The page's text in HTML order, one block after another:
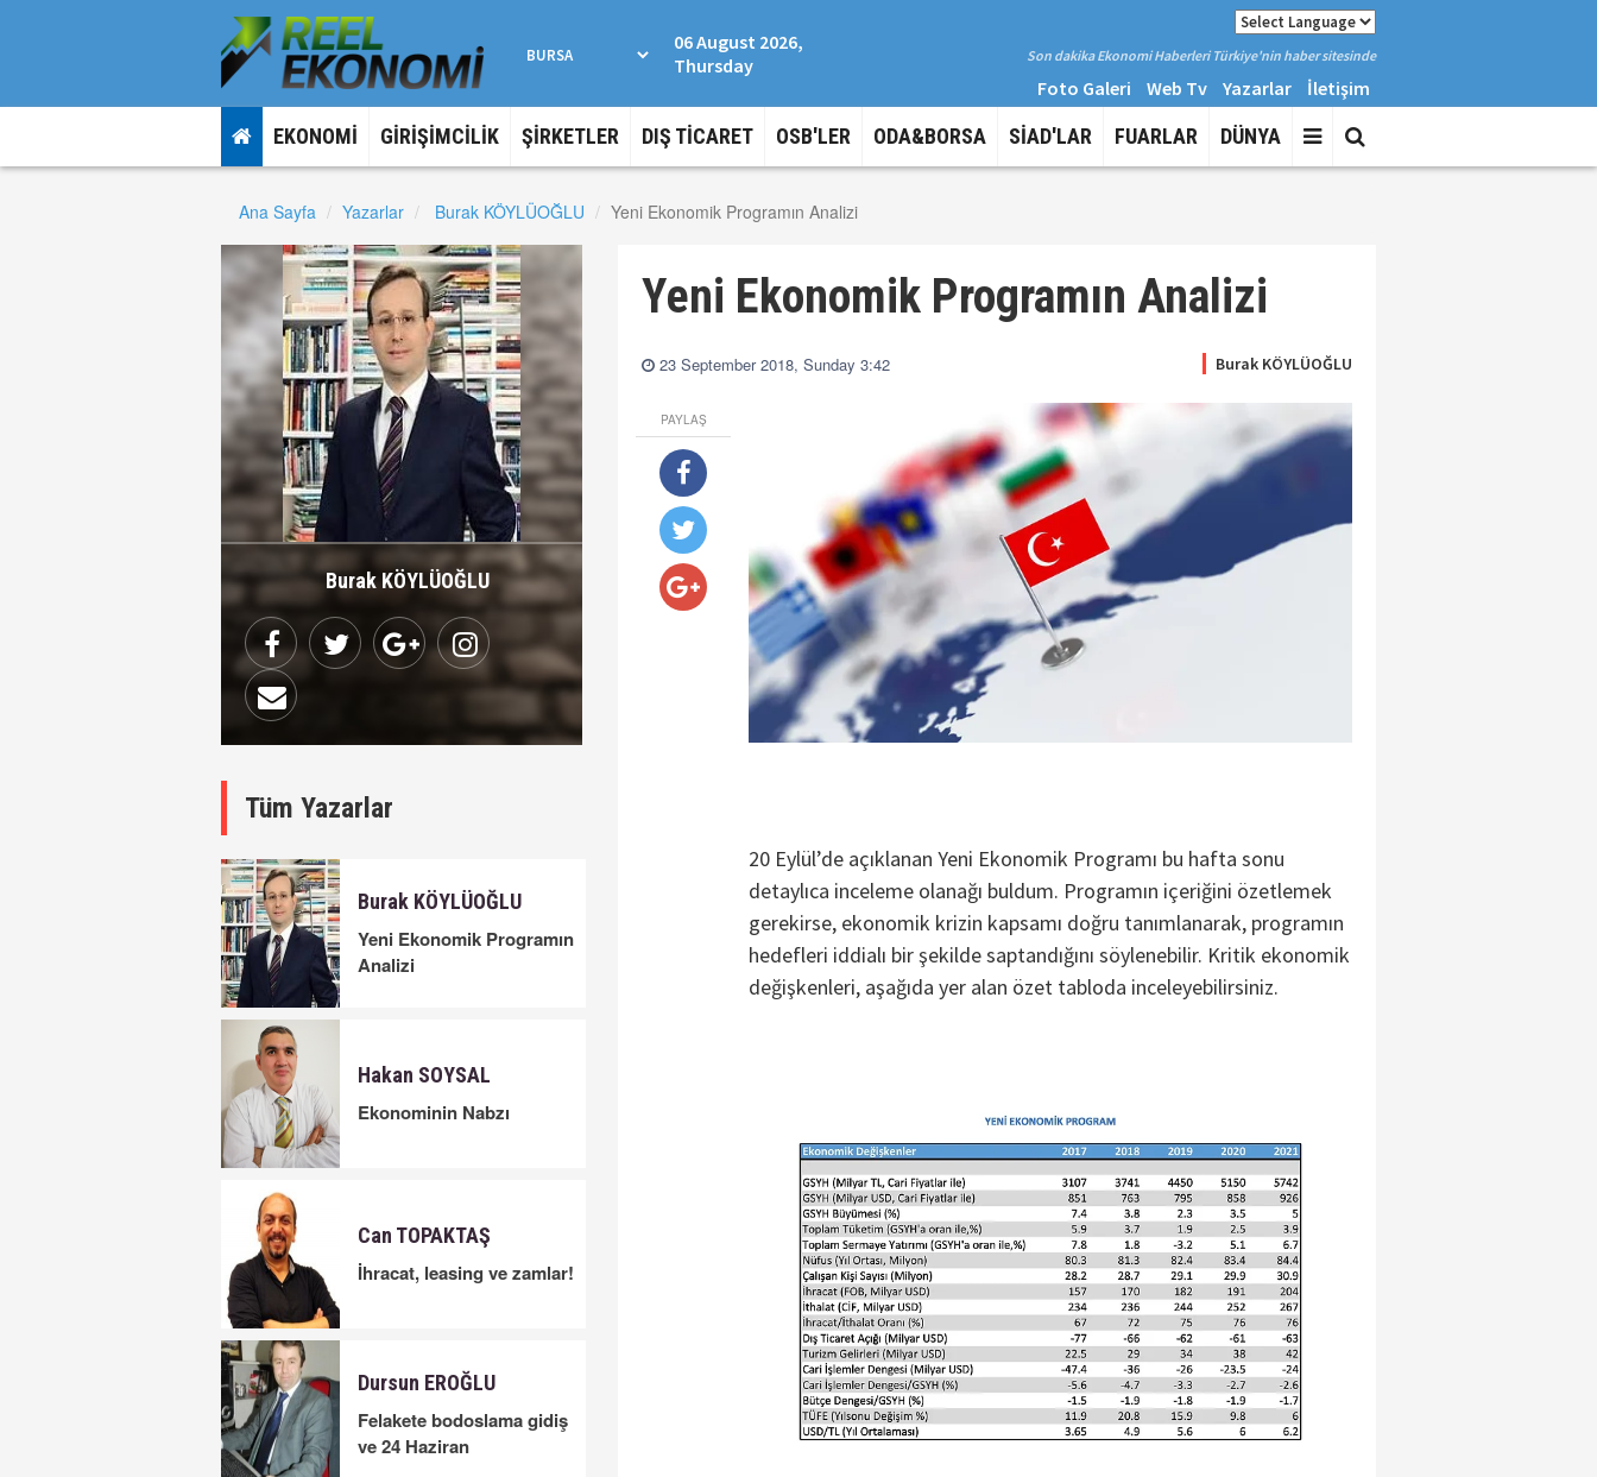
06 August 2026,
Thursday
Son dakika Ekonomi Haberleri Türkiye'nin haber sitesinde
Foto Galeri Web Tv Yazarlar İletişim
EKONOMİ GİRİŞİMCİLİK ŞİRKETLER DIŞ TİCARET OSB'LER ODA&BORSA SİAD'LAR FUARLAR DÜNYA
Ana Sayfa Yazarlar Burak KÖYLÜOĞLU Yeni Ekonomik Programın Analizi
Burak KÖYLÜOĞLU
Tüm Yazarlar
Burak KÖYLÜOĞLU
Yeni Ekonomik Programın
Analizi
Hakan SOYSAL
Ekonominin Nabzı
Can TOPAKTAŞ
İhracat, leasing ve zamlar!
Dursun EROĞLU
Felakete bodoslama gidiş
ve 24 Haziran
Yeni Ekonomik Programın Analizi
23 September 2018, Sunday 3:42 Burak KÖYLÜOĞLU
PAYLAŞ
20 Eylül’de açıklanan Yeni Ekonomik Programı bu hafta sonu
detaylıca inceleme olanağı buldum. Programın içeriğini özetlemek
gerekirse, ekonomik krizin kapsamı doğru tanımlanarak, programın
hedefleri iddialı bir şekilde saptandığını söylenebilir. Kritik ekonomik
değişkenleri, aşağıda yer alan özet tabloda inceleyebilirsiniz.